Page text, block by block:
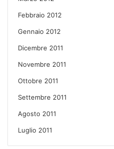
Febbraio 2012
Gennaio 2012
Dicembre 2011
Novembre 2011
Ottobre 2011
Settembre 2011
Agosto 2011
Luglio 2011